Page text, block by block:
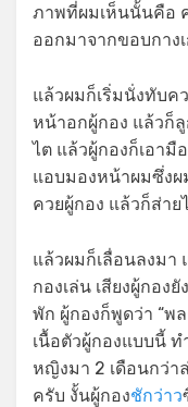
ภาพที่ผมเห็นนั้นคือ
ออกมาจากขอบกาง
แล้วผมก็เริ่มนั่งทับค
หน้าอกผู้กอง แล้วก็
ไต แล้วผู้กองก็เอามื
แอบมองหน้าผมซึ่งผ
ควยผู้กอง แล้วก็ส่า
แล้วผมก็เลื่อนลงมา
กองเล่น เสียงผู้กอง
พัก ผู้กองก็พูดว่า “พ
เนื้อตัวผู้กองแบบนี้ ท
หญิงมา 2 เดือนกว่า
ครับ งั้นผู้กองชักว่าว